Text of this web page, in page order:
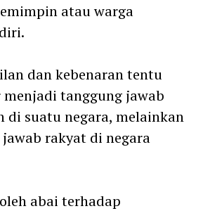
atau warga
dan kebenaran tentu
menjadi tanggung jawab
di suatu negara, melainkan
rakyat di negara
abai terhadap